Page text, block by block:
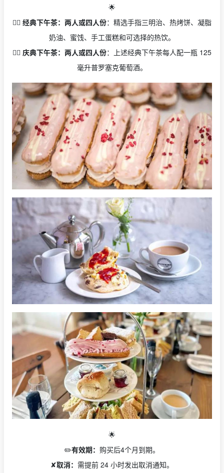
🌟
👉🏻 经典下午茶：两人或四人份：精选手指三明治、热烤饼、凝脂
奶油、蜜饯、手工蛋糕和可选择的热饮。
👉🏻 庆典下午茶：两人或四人份：上述经典下午茶每人配一瓶 125
毫升普罗塞克葡萄酒。
🌟
✏️有效期： 购买后4个月到期。
✘取消： 需提前 24 小时发出取消通知。